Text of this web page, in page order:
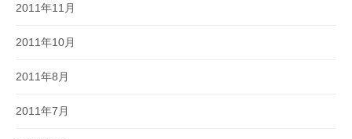
2011年11月
2011年10月
2011年8月
2011年7月